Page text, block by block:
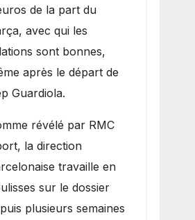
de la part du
avec qui les
sont bonnes,
après le départ de
Guardiola.
révélé par RMC
la direction
travaille en
sur le dossier
plusieurs semaines